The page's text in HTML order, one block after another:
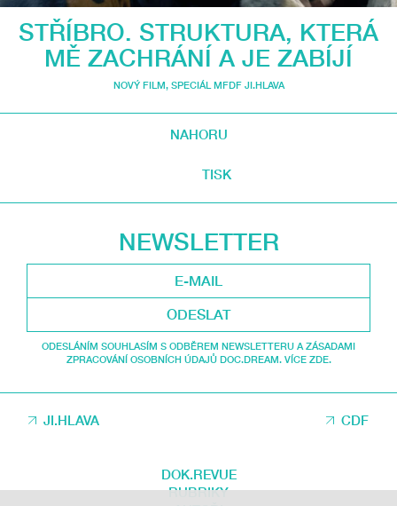
STŘÍBRO. STRUKTURA, KTERÁ
MĚ ZACHRÁNÍ A JE ZABÍJÍ
NOVÝ FILM, SPECIÁL MFDF JI.HLAVA
NAHORU
TISK
NEWSLETTER
ODESLAT
ODESLÁNÍM SOUHLASÍM S ODBĚREM NEWSLETTERU A ZÁSADAMI
ZPRACOVÁNÍ OSOBNÍCH ÚDAJŮ DOC.DREAM. VÍCE ZDE.
JI.HLAVA CDF
DOK.REVUE
RUBRIKY